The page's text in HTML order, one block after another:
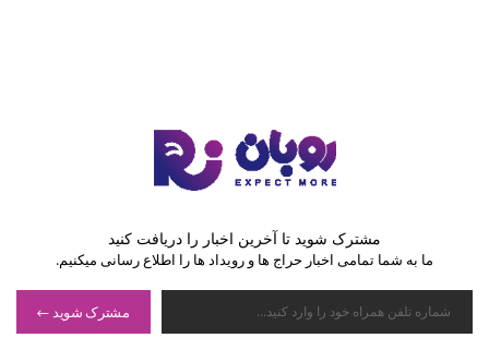
مشترک شوید تا آخرین اخبار را دریافت کنید
ما به شما تمامی اخبار حراج ها و رویداد ها را اطلاع رسانی میکنیم.
مشترک شوید